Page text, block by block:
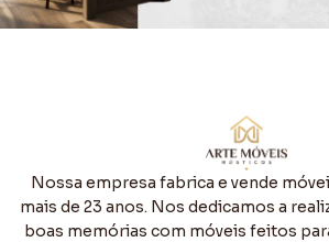
Nossa empresa fabrica e vende
mais de 23 anos. Nos dedicamos a
boas memórias com móveis feitos